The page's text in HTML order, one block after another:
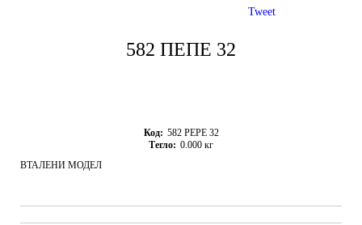
582 ПЕПЕ 32
Код: 582 PEPE 32
Тегло: 0.000 кг
ВТАЛЕНИ МОДЕЛ
Tweet